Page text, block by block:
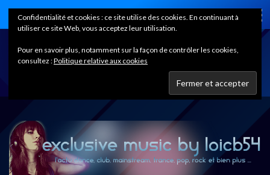
Home
Confidentialité et cookies : ce site utilise des cookies. En continuant à
utiliser ce site Web, vous acceptez leur utilisation.
Pour en savoir plus, notamment sur la façon de contrôler les cookies,
consultez :Politique relative aux cookies